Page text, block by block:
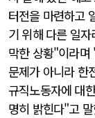
터전을 마련하고
기 위해 다른 일
막한 상황"이라며
문제가 아니라 한
규직노동자에 대
명히 밝힌다"고